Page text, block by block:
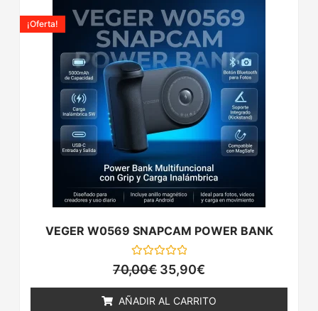
VEGER W0569 SNAPCAM POWER BANK
Valorado
con
de
5
¡Oferta!
70,00€
precio
original
era:
70,00€.
35,90€
precio
actual
es:
35,90€.
AÑADIR AL CARRITO